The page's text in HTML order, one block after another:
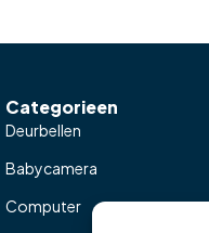
Categorieen
Deurbellen
Babycamera
Computer